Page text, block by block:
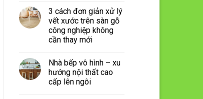
3 cách đơn giản xử lý
vết xước trên sàn gỗ
công nghiệp không
cần thay mới
Nhà bếp vô hình – xu
hướng nội thất cao
cấp lên ngôi